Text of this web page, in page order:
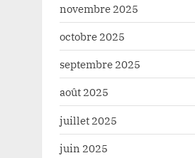
novembre 2025
octobre 2025
septembre 2025
août 2025
juillet 2025
juin 2025